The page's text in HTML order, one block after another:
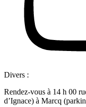
Divers :
Rendez-vous à 14 h 00
d’Ignace) à Marcq